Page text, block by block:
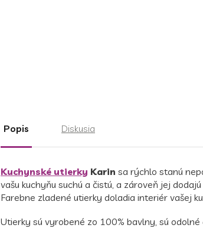
Popis Diskusia
Kuchynské utierky Karin sa rýchlo stanú
vašu kuchyňu suchú a čistú, a zároveň jej
Farebne zladené utierky doladia interiér vašej
Utierky sú vyrobené zo 100% bavlny, sú